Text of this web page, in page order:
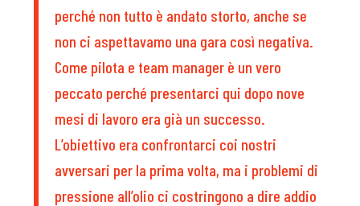
perché non tutto è andato storto, anche se
non ci aspettavamo una gara così negativa.
Come pilota e team manager è un vero
peccato perché presentarci qui dopo nove
mesi di lavoro era già un successo.
L’obiettivo era confrontarci coi nostri
avversari per la prima volta, ma i problemi di
pressione all’olio ci costringono a dire addio